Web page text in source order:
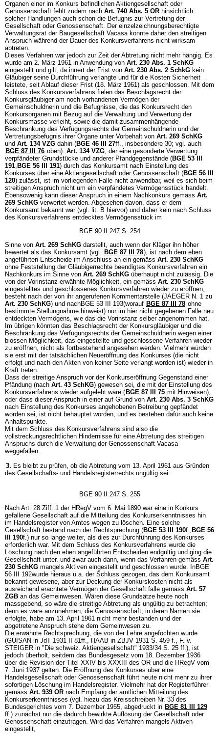
Organen einer im Konkurs befindlichen Aktiengesellschaft oder
Genossenschaft fehlt zudem nach Art. 740 Abs. 5 OR hinsichtlich
solcher Handlungen auch schon die Befugnis zur Vertretung der
Gesellschaft oder Genossenschaft. Der einzelzeichnungsberechtigte
Verwaltungsrat der Baugesellschaft Vacasa konnte daher den streitigen
Anspruch während der Dauer des Konkursverfahrens nicht wirksam
abtreten.
Dieses Verfahren war jedoch zur Zeit der Abtretung nicht mehr hängig. Es
wurde am 2. März 1961 in Anwendung von Art. 230 Abs. 1 SchKG
eingestellt und gilt, da innert der Frist von Art. 230 Abs. 2 SchkG kein
Gläubiger seine Durchführung verlangte und für die Kosten Sicherheit
leistete, seit Ablauf dieser Frist (18. März 1961) als geschlossen. Mit dem
Schluss des Konkursverfahrens fielen das Beschlagsrecht der
Konkursgläubiger am noch vorhandenen Vermögen der
Gemeinschuldnerin und die Befugnisse, die das Konkursrecht den
Konkursorganen mit Bezug auf die Verwaltung und Verwertung der
Konkursmasse verleiht, sowie die damit zusammenhängende
Beschränkung des Verfügungsrechts der Gemeinschuldnerin und der
Vertretungsbefugnis ihrer Organe unter Vorbehalt von Art. 269 SchKG
und Art. 134 VZG dahin (BGE 46 III 27ff., insbesondere 30; vgl. auch
BGE 87 III 76 oben). Art. 134 VZG, der eine gesonderte Verwertung
verpfändeter Grundstücke und anderer Pfandgegenstände (BGE 53 III
191, BGE 56 III 191) durch das Konkursamt nach Einstellung des
Konkurses über eine Aktiengesellschaft oder Genossenschaft (BGE 56 III
120) zulässt, ist im vorliegenden Falle nicht anwendbar, weil es sich beim
streitigen Anspruch nicht um ein verpfändetes Vermögensstück handelt.
Ebensowenig kann dieser Anspruch in einem Nachkonkurs gemäss Art.
269 SchKG verwertet werden. Abgesehen davon, dass er dem
Konkursamt bekannt war (vgl. lit. B hiervor) und daher kein nach Schluss
des Konkursverfahrens entdecktes Vermögensstück im
BGE 90 II 247 S. 254
Sinne von Art. 269 SchKG darstellt, auch wenn der Kläger ihn höher
bewertet als das Konkursamt (vgl. BGE 87 III 78), ist nach dem eben
angeführten Entscheide im Anschluss an ein gemäss Art. 230 SchKG
ohne Feststellung der Gläubigerrechte beendigtes Konkursverfahren ein
Nachkonkurs im Sinne von Art. 269 SchKG überhaupt nicht zulässig. Die
von der Vorinstanz erwähnte Möglichkeit, ein gemäss Art. 230 SchKG
eingestelltes und geschlossenes Konkursverfahren wieder zu eröffnen,
besteht nach der von ihr angerufenen Kommentarstelle (JAEGER N. 1 zu
Art. 230 SchKG) und nachBGE 53 III 193(worauf BGE 87 III 78 ohne
bestimmte Stellungnahme hinweist) nur im hier nicht gegebenen Falle neu
entdeckten Vermögens, wie das die Vorinstanz selber angenommen hat.
Im übrigen könnten das Beschlagsrecht der Konkursgläubiger und die
Beschränkung des Verfügungsrechts der Gemeinschuldnerin wegen einer
blossen Möglichkeit, das eingestellte und geschlossene Verfahren wieder
zu eröffnen, nicht als fortbestehend angesehen werden. Vielmehr würden
sie erst mit der tatsächlichen Neueröffnung des Konkurses (die nicht
erfolgt und nach den Akten von keiner Seite verlangt worden ist) wieder in
Kraft treten.
Dass der streitige Anspruch vor der Konkurseröffnung Gegenstand einer
Pfändung (nach Art. 43 SchKG) gewesen sei, die mit der Einstellung des
Konkursverfahrens wieder aufgelebt wäre ( BGE 87 III 75 mit Hinweisen),
oder dass dieser Anspruch in einer auf Grund von Art. 230 Abs. 3 SchKG
nach Einstellung des Konkurses angehobenen Betreibung gepfändet
worden sei, ist nicht behauptet worden, und es bestehen dafür auch keine
Anhaltspunkte.
Mit dem Schluss des Konkursverfahrens sind also die
vollstreckungsrechtlichen Hindernisse für eine Abtretung des streitigen
Anspruchs durch die Verwaltung der Genossenschaft Vacasa
weggefallen.
3. Es bleibt zu prüfen, ob die Abtretung vom 13. April 1961 aus Gründen
des Gesellschafts- und Handelsregisterrechts ungültig sei.
BGE 90 II 247 S. 255
Nach Art. 28 Ziff. 1 der HRegV vom 6. Mai 1890 war eine in Konkurs
gefallene Gesellschaft auf die Mitteilung des Konkurserkenntnisses hin
im Handelsregister von Amtes wegen zu löschen. Eine solche
Gesellschaft bestand nach der Rechtsprechung (BGE 53 III 190f., BGE 56
III 190f.) nur so lange weiter, als dies zur Durchführung des Konkurses
erforderlich war. Mit dem Schluss des Konkursverfahrens wurde die
Löschung nach den eben angeführten Entscheiden endgültig und ging die
Gesellschaft unter, und zwar auch dann, wenn das Verfahren gemäss Art.
230 SchKG mangels Aktiven eingestellt und geschlossen wurde. InBGE
56 III 192wurde hieraus u.a. der Schluss gezogen, das dem Konkursamt
bekannt gewesene, aber zur Deckung der Konkurskosten nicht als
ausreichend erachtete Vermögen der Gesellschaft falle gemäss Art. 57
ZGB an das Gemeinwesen. Wären diese Grundsätze heute noch
massgebend, so wäre die streitige Abtretung als ungültig zu betrachten;
denn es wäre anzunehmen, die Genossenschaft, in deren Namen sie
erfolgte, habe am 13. April 1961 nicht mehr bestanden und der
abgetretene Anspruch stehe dem Gemeinwesen zu.
Die erwähnte Rechtsprechung, die von der Lehre angefochten wurde
(GUISAN in JdT 1931 II 81ff., HAAB in ZBJV 1931 S. 459 f., F. v.
STEIGER in "Die schweiz. Aktiengesellschaft" 1933/34 S. 25 ff.), ist
jedoch überholt, seitdem das Bundesgesetz vom 18. Dezember 1936
über die Revision der Titel XXIV bis XXXIII des OR und die HRegV vom
7. Juni 1937 gelten. Die Eröffnung des Konkurses über eine
Handelsgesellschaft oder Genossenschaft führt heute nicht mehr zu ihrer
sofortigen Löschung im Handelsregister. Vielmehr hat der Registerführer
gemäss Art. 939 OR nach Empfang der amtlichen Mitteilung des
Konkurserkenntnisses (vgl. hiezu das Kreisschreiben Nr. 33 des
Bundesgerichtes vom 7. Dezember 1955, abgedruckt in BGE 81 III 129
ff.) zunächst nur die dadurch bewirkte Auflösung der Gesellschaft oder
Genossenschaft einzutragen. Wird das Verfahren mangels Aktiven
eingestellt,